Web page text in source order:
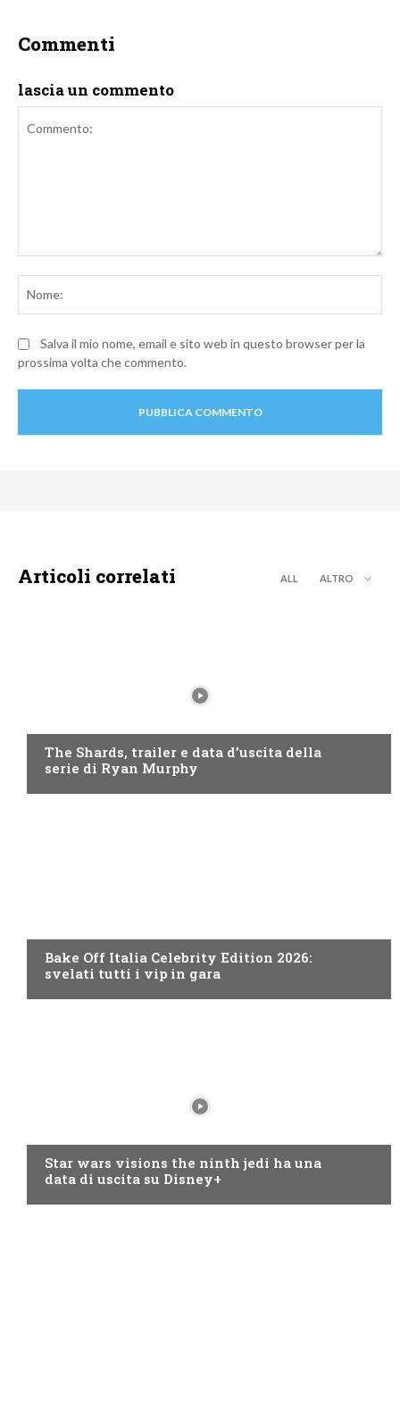
Commenti
lascia un commento
Salva il mio nome, email e sito web in questo browser per la
prossima volta che commento.
Articoli correlati ALL ALTRO
The Shards, trailer e data d’uscita della
serie di Ryan Murphy
Bake Off Italia Celebrity Edition 2026:
svelati tutti i vip in gara
Star wars visions the ninth jedi ha una
data di uscita su Disney+